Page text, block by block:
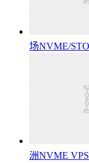
场NVME/
洲NVME